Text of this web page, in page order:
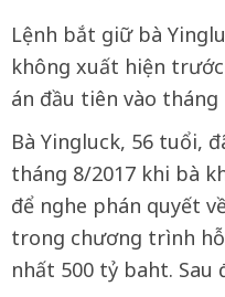
Lệnh bắt giữ bà
không xuất hiện
án đầu tiên vào tháng
Bà Yingluck, 56 tuổi,
tháng 8/2017 khi bà
để nghe phán quyết
trong chương trình
nhất 500 tỷ baht. Sau